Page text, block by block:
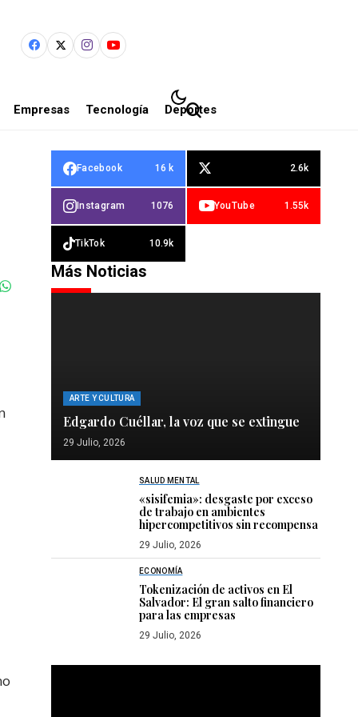
Empresas Tecnología Deportes
Facebook 16 k 2.6k
Instagram 1076 YouTube 1.55k
TikTok 10.9k
Más Noticias
ARTE Y CULTURA
Edgardo Cuéllar, la voz que se extingue
29 Julio, 2026
SALUD MENTAL
«sisifemia»: desgaste por exceso
de trabajo en ambientes
hipercompetitivos sin recompensa
29 Julio, 2026
ECONOMÍA
Tokenización de activos en El
Salvador: El gran salto financiero
para las empresas
29 Julio, 2026